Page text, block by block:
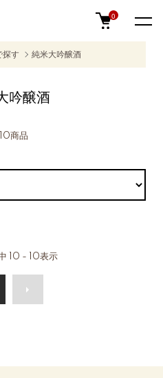
0
探す 純米大吟醸酒
吟醸酒
商品
10 - 10表示